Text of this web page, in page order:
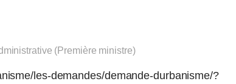
(Première ministre)
les-demandes/demande-durbanisme/?